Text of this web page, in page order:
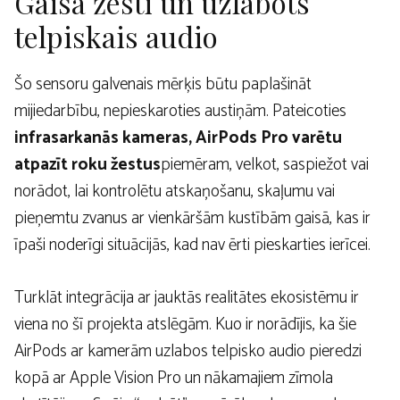
telpiskais audio
Šo sensoru galvenais mērķis būtu paplašināt
mijiedarbību, nepieskaroties austiņām. Pateicoties
infrasarkanās kameras, AirPods Pro varētu
atpazīt roku žestuspiemēram, velkot, saspiežot vai
norādot, lai kontrolētu atskaņošanu, skaļumu vai
pieņemtu zvanus ar vienkāršām kustībām gaisā, kas ir
īpaši noderīgi situācijās, kad nav ērti pieskarties ierīcei.
Turklāt integrācija ar jauktās realitātes ekosistēmu ir
viena no šī projekta atslēgām. Kuo ir norādījis, ka šie
AirPods ar kamerām uzlabos telpisko audio pieredzi
kopā ar Apple Vision Pro un nākamajiem zīmola